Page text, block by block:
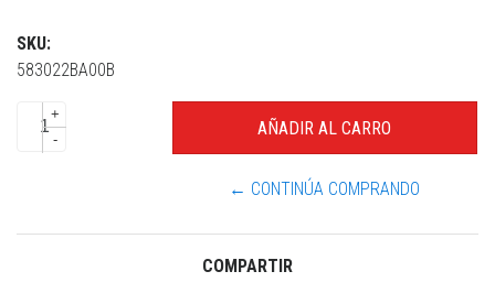
SKU:
583022BA00B
+
-
← CONTINÚA COMPRANDO
COMPARTIR